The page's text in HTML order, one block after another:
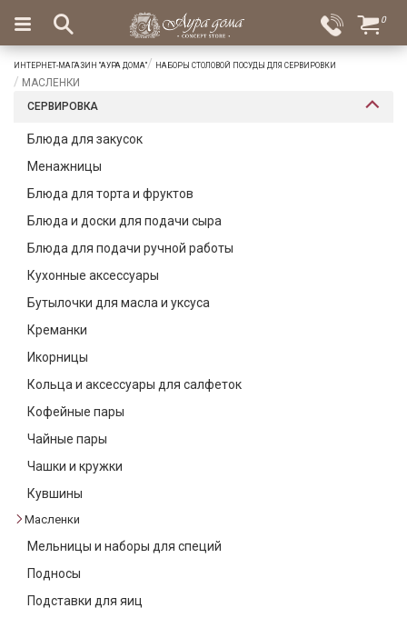
Вход
Избранное
×
Салоны
Доставка
Оплата
для
дома
Бар
Посуда
Сервировка
приборы
Фарфор
Декор
Бренды
0
ИНТЕРНЕТ-МАГАЗИН "АУРА ДОМА" НАБОРЫ СТОЛОВОЙ ПОСУДЫ ДЛЯ СЕРВИРОВКИ
МАСЛЕНКИ
СЕРВИРОВКА
Блюда для закусок
Менажницы
Блюда для торта и фруктов
Блюда и доски для подачи сыра
Блюда для подачи ручной работы
Кухонные аксессуары
Бутылочки для масла и уксуса
Креманки
Икорницы
Кольца и аксессуары для салфеток
Кофейные пары
Чайные пары
Чашки и кружки
Кувшины
Масленки
Мельницы и наборы для специй
Подносы
Подставки для яиц